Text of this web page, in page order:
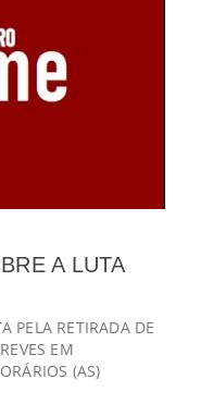
A LUTA
PELA RETIRADA DE
EM
(AS)